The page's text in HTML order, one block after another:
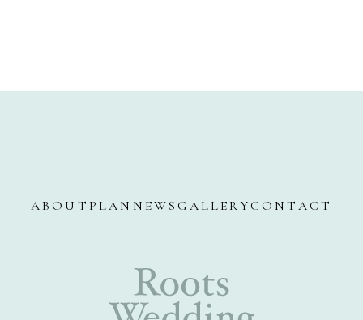
ABOUT PLAN NEWS GALLERY CONTACT